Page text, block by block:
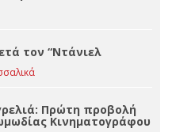
το Σάββατο 22
Τρικάλων
τον “Ντάνιελ